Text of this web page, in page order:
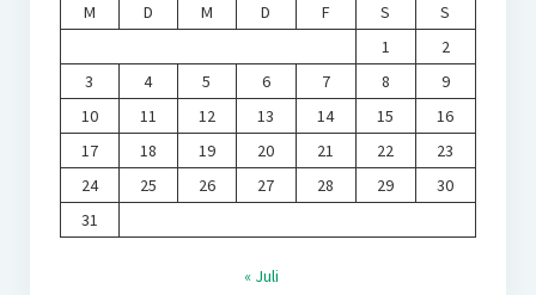
M
D M D F S
S
1
2
3
4 5 6 7 8
9
10
11 12 13 14 15
16
17
18 19 20 21 22
23
24
25 26 27 28 29
30
31
« Juli